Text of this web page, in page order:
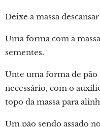
Deixe a massa
Uma forma com a
sementes.
Unte uma forma de pão
necessário, com o
topo da massa para
Um pão sendo assado